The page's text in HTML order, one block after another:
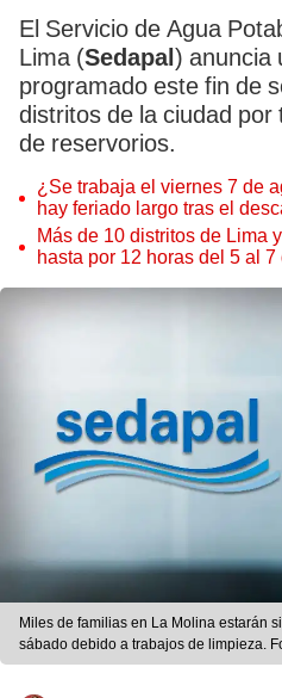
El Servicio de Agua
Lima (Sedapal) anuncia
programado este fin de
distritos de la ciudad
de reservorios.
¿Se trabaja el viernes 7 de
hay feriado largo tras el
Más de 10 distritos de Lima
hasta por 12 horas del 5 al
Miles de familias en La Molina estarán
sábado debido a trabajos de limpieza.